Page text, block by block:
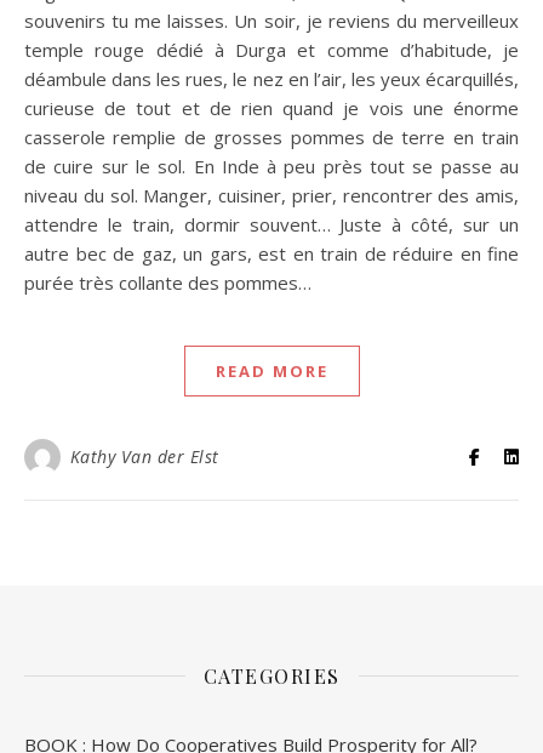
souvenirs tu me laisses. Un soir, je reviens du merveilleux
temple rouge dédié à Durga et comme d’habitude, je
déambule dans les rues, le nez en l’air, les yeux écarquillés,
curieuse de tout et de rien quand je vois une énorme
casserole remplie de grosses pommes de terre en train
de cuire sur le sol. En Inde à peu près tout se passe au
niveau du sol. Manger, cuisiner, prier, rencontrer des amis,
attendre le train, dormir souvent… Juste à côté, sur un
autre bec de gaz, un gars, est en train de réduire en fine
purée très collante des pommes…
READ MORE
Kathy Van der Elst
CATEGORIES
BOOK : How Do Cooperatives Build Prosperity for All?